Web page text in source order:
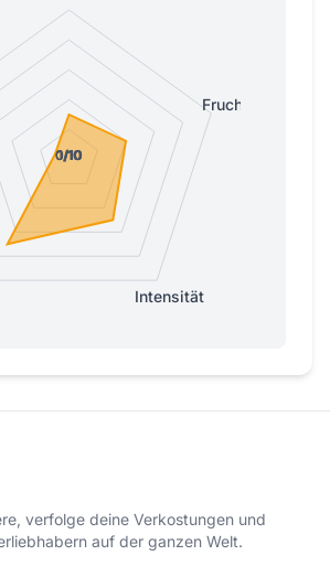
Fruchtig
Intensität
0/10
0/10
1/10
1/10
0/10
verfolge deine Verkostungen und
auf der ganzen Welt.